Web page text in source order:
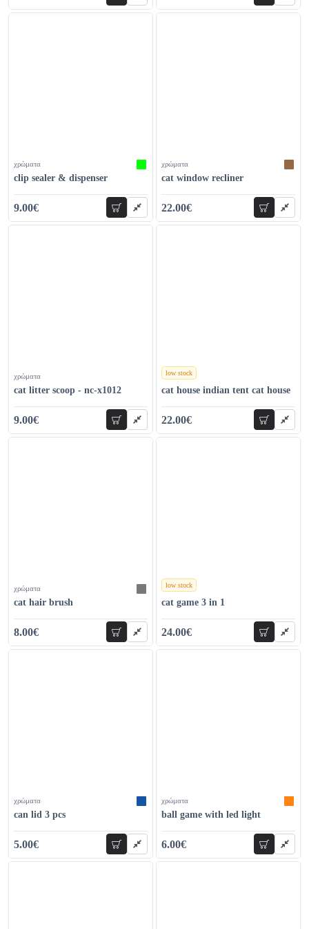
χρώματα
clip sealer & dispenser
9.00€ add to cart
χρώματα
cat window recliner
22.00€ add to
χρώματα
cat litter scoop - nc-x1012
9.00€ add to cart
low stock
χρώματα
cat house indian tent cat house
22.00€ add to
χρώματα
cat hair brush
8.00€ add to cart
low stock
χρώματα
cat game 3 in 1
24.00€ add to
χρώματα
can lid 3 pcs
5.00€ add to cart
χρώματα
ball game with led light
6.00€ add to